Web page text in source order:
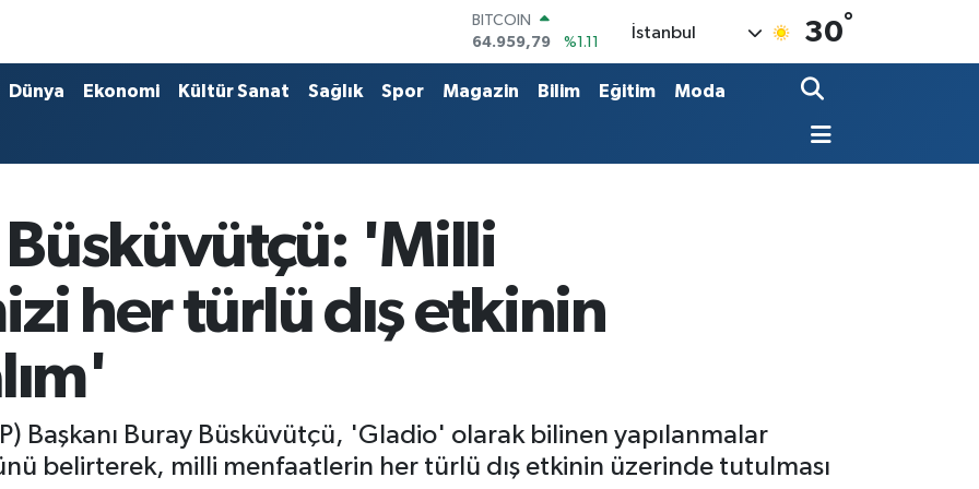
BITCOIN
64.959,79
%1.11
DOLAR
47,7436
%0.18
6660.55
BİST100
İstanbul 30°
Dünya Ekonomi Kültür Sanat Sağlık Spor Magazin Bilim Eğitim Moda
Büsküvütçü: 'Milli
her türlü dış etkinin
Başkanı Buray Büsküvütçü, 'Gladio' olarak bilinen yapılanmalar
belirterek, milli menfaatlerin her türlü dış etkinin üzerinde tutulması